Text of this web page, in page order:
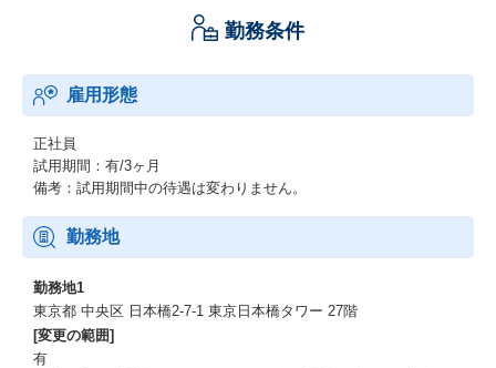
勤務条件
雇用形態
正社員
試用期間：有/3ヶ月
備考：試用期間中の待遇は変わりません。
勤務地
勤務地1
東京都 中央区 日本橋2-7-1 東京日本橋タワー 27階
[変更の範囲]
有